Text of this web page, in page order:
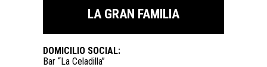
LA GRAN FAMILIA
DOMICILIO SOCIAL:
Bar “La Celadilla”